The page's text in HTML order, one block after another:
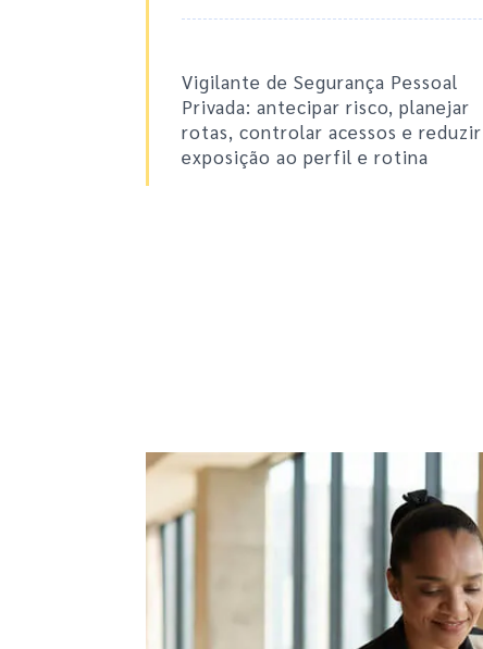
Vigilante de Segurança Pessoal
Privada: antecipar risco, planejar
rotas, controlar acessos e reduzir
exposição ao perfil e rotina